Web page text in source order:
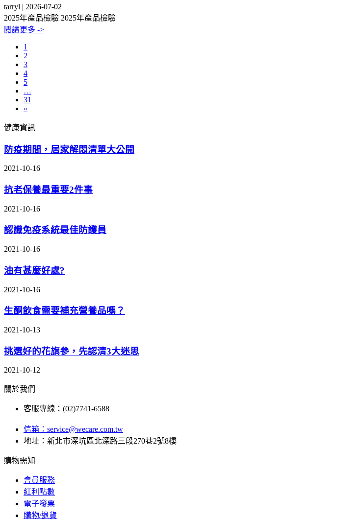
tarryl | 2026-07-02
2025年產品檢驗 2025年產品檢驗
閱讀更多 ->
1
2
3
4
5
…
31
»
健康資訊
防疫期間，居家解悶清單大公開
2021-10-16
抗老保養最重要2件事
2021-10-16
認識免疫系統最佳防護員
2021-10-16
油有甚麼好處?
2021-10-16
生酮飲食需要補充營養品嗎？
2021-10-13
挑選好的花旗參，先認清3大迷思
2021-10-12
關於我們
客服專線：(02)7741-6588
信箱： service@wecare.com.tw
地址：新北市深坑區北深路三段270巷2號8樓
購物需知
會員服務
紅利點數
電子發票
購物/退貨